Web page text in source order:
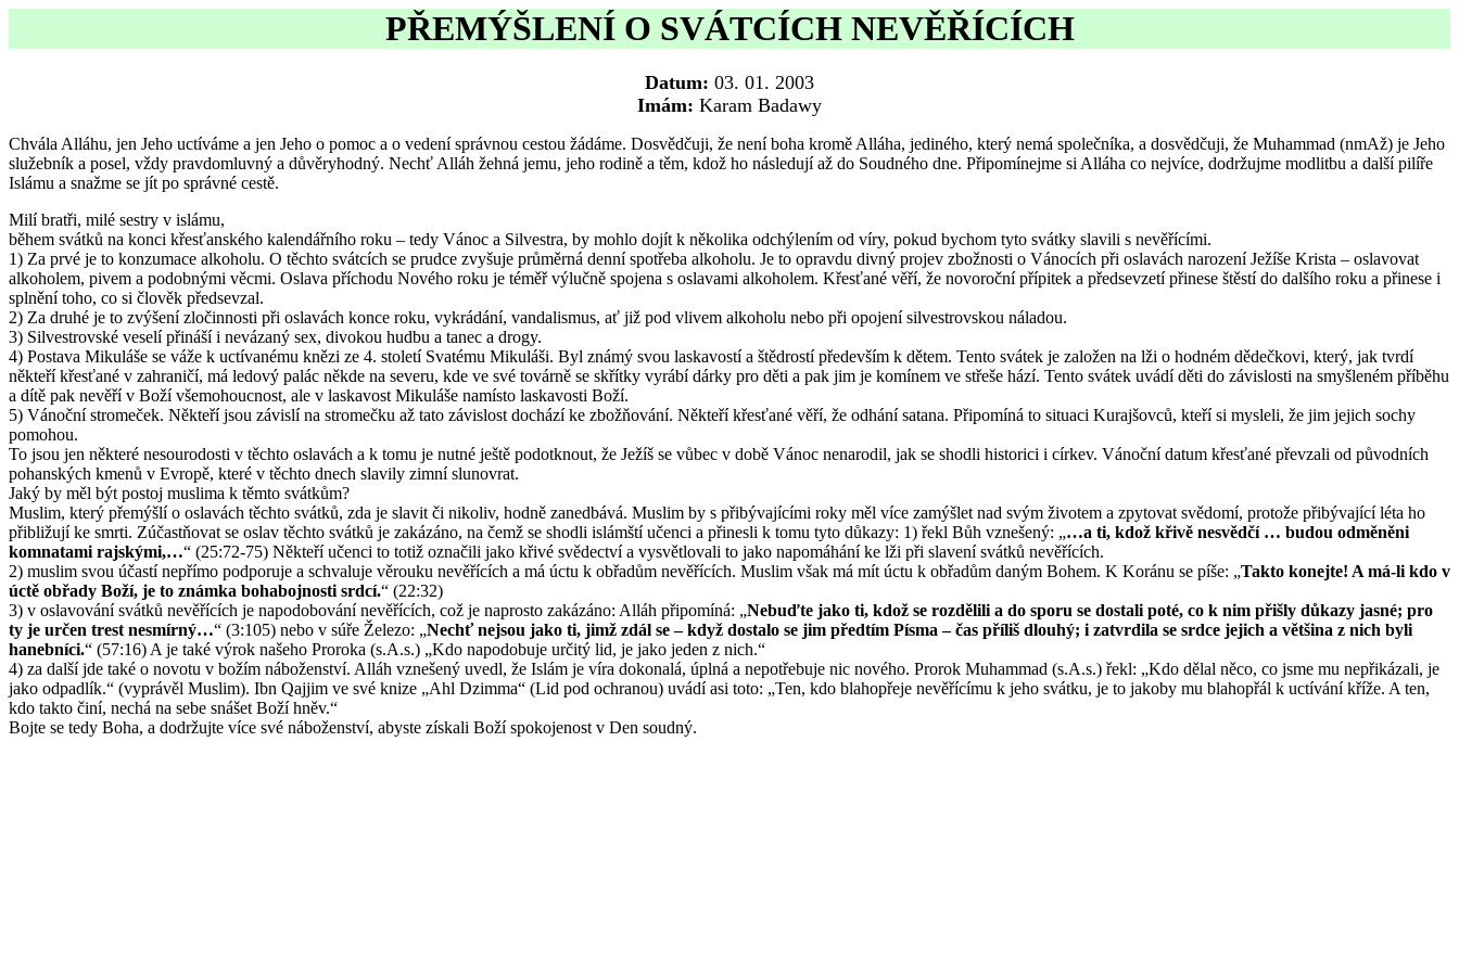
PŘEMÝŠLENÍ O SVÁTCÍCH NEVĚŘÍCÍCH
Datum: 03. 01. 2003
Imám: Karam Badawy
Chvála Alláhu, jen Jeho uctíváme a jen Jeho o pomoc a o vedení správnou cestou žádáme. Dosvědčuji, že není boha kromě Alláha, jediného, který nemá společníka, a dosvědčuji, že Muhammad (nmAž) je Jeho
služebník a posel, vždy pravdomluvný a důvěryhodný. Nechť Alláh žehná jemu, jeho rodině a těm, kdož ho následují až do Soudného dne. Připomínejme si Alláha co nejvíce, dodržujme modlitbu a další pilíře
Islámu a snažme se jít po správné cestě.
Milí bratři, milé sestry v islámu,
během svátků na konci křesťanského kalendářního roku – tedy Vánoc a Silvestra, by mohlo dojít k několika odchýlením od víry, pokud bychom tyto svátky slavili s nevěřícími.
1) Za prvé je to konzumace alkoholu. O těchto svátcích se prudce zvyšuje průměrná denní spotřeba alkoholu. Je to opravdu divný projev zbožnosti o Vánocích při oslavách narození Ježíše Krista – oslavovat
alkoholem, pivem a podobnými věcmi. Oslava příchodu Nového roku je téměř výlučně spojena s oslavami alkoholem. Křesťané věří, že novoroční přípitek a předsevzetí přinese štěstí do dalšího roku a přinese i
splnění toho, co si člověk předsevzal.
2) Za druhé je to zvýšení zločinnosti při oslavách konce roku, vykrádání, vandalismus, ať již pod vlivem alkoholu nebo při opojení silvestrovskou náladou.
3) Silvestrovské veselí přináší i nevázaný sex, divokou hudbu a tanec a drogy.
4) Postava Mikuláše se váže k uctívanému knězi ze 4. století Svatému Mikuláši. Byl známý svou laskavostí a štědrostí především k dětem. Tento svátek je založen na lži o hodném dědečkovi, který, jak tvrdí
někteří křesťané v zahraničí, má ledový palác někde na severu, kde ve své továrně se skřítky vyrábí dárky pro děti a pak jim je komínem ve střeše hází. Tento svátek uvádí děti do závislosti na smyšleném příběhu
a dítě pak nevěří v Boží všemohoucnost, ale v laskavost Mikuláše namísto laskavosti Boží.
5) Vánoční stromeček. Někteří jsou závislí na stromečku až tato závislost dochází ke zbožňování. Někteří křesťané věří, že odhání satana. Připomíná to situaci Kurajšovců, kteří si mysleli, že jim jejich sochy
pomohou.
To jsou jen některé nesourodosti v těchto oslavách a k tomu je nutné ještě podotknout, že Ježíš se vůbec v době Vánoc nenarodil, jak se shodli historici i církev. Vánoční datum křesťané převzali od původních
pohanských kmenů v Evropě, které v těchto dnech slavily zimní slunovrat.
Jaký by měl být postoj muslima k těmto svátkům?
Muslim, který přemýšlí o oslavách těchto svátků, zda je slavit či nikoliv, hodně zanedbává. Muslim by s přibývajícími roky měl více zamýšlet nad svým životem a zpytovat svědomí, protože přibývající léta ho
přibližují ke smrti. Zúčastňovat se oslav těchto svátků je zakázáno, na čemž se shodli islámští učenci a přinesli k tomu tyto důkazy: 1) řekl Bůh vznešený: „…a ti, kdož křivě nesvědčí … budou odměněni
komnatami rajskými,…“ (25:72-75) Někteří učenci to totiž označili jako křivé svědectví a vysvětlovali to jako napomáhání ke lži při slavení svátků nevěřících.
2) muslim svou účastí nepřímo podporuje a schvaluje věrouku nevěřících a má úctu k obřadům nevěřících. Muslim však má mít úctu k obřadům daným Bohem. K Koránu se píše: „Takto konejte! A má-li kdo v
úctě obřady Boží, je to známka bohabojnosti srdcí.“ (22:32)
3) v oslavování svátků nevěřících je napodobování nevěřících, což je naprosto zakázáno: Alláh připomíná: „Nebuďte jako ti, kdož se rozdělili a do sporu se dostali poté, co k nim přišly důkazy jasné; pro
ty je určen trest nesmírný…“ (3:105) nebo v súře Železo: „Nechť nejsou jako ti, jimž zdál se – když dostalo se jim předtím Písma – čas příliš dlouhý; i zatvrdila se srdce jejich a většina z nich byli
hanebníci.“ (57:16) A je také výrok našeho Proroka (s.A.s.) „Kdo napodobuje určitý lid, je jako jeden z nich.“
4) za další jde také o novotu v božím náboženství. Alláh vznešený uvedl, že Islám je víra dokonalá, úplná a nepotřebuje nic nového. Prorok Muhammad (s.A.s.) řekl: „Kdo dělal něco, co jsme mu nepřikázali, je
jako odpadlík.“ (vyprávěl Muslim). Ibn Qajjim ve své knize „Ahl Dzimma“ (Lid pod ochranou) uvádí asi toto: „Ten, kdo blahopřeje nevěřícímu k jeho svátku, je to jakoby mu blahopřál k uctívání kříže. A ten,
kdo takto činí, nechá na sebe snášet Boží hněv.“
Bojte se tedy Boha, a dodržujte více své náboženství, abyste získali Boží spokojenost v Den soudný.